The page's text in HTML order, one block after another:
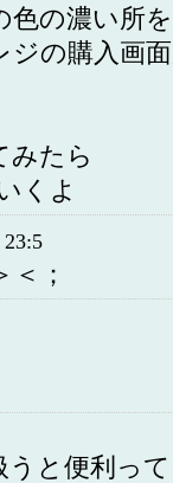
色の濃い所
ジの購入画
みたら
くよ
23:5
；
と便利って